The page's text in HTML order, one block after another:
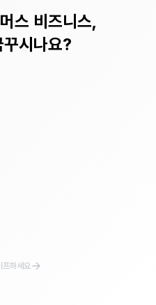
스 비즈니스,
꾸시나요?
프하세요